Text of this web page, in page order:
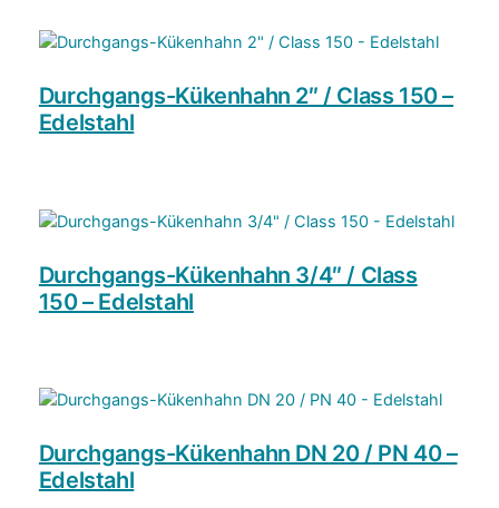
Durchgangs-Kükenhahn 2″ / Class 150 –
Edelstahl
Durchgangs-Kükenhahn 3/4″ / Class
150 – Edelstahl
Durchgangs-Kükenhahn DN 20 / PN 40 –
Edelstahl